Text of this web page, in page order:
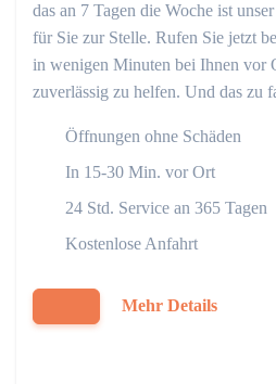
das an 7 Tagen die Woche ist
für Sie zur Stelle. Rufen Sie jetzt
in wenigen Minuten bei Ihnen vor
zuverlässig zu helfen. Und das zu
Öffnungen ohne Schäden
In 15-30 Min. vor Ort
24 Std. Service an 365 Tagen
Kostenlose Anfahrt
Mehr Details